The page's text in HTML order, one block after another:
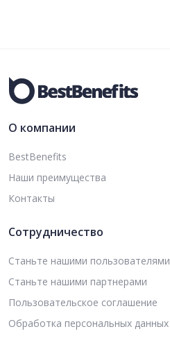
О компании
BestBenefits
Наши преимущества
Контакты
Сотрудничество
Станьте нашими пользователями
Станьте нашими партнерами
Пользовательское соглашение
Обработка персональных данных